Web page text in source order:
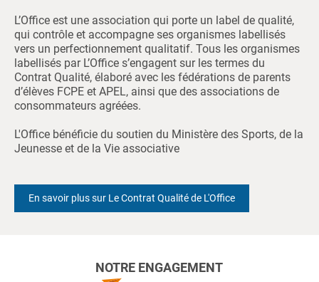
L’Office est une association qui porte un label de qualité,
qui contrôle et accompagne ses organismes labellisés
vers un perfectionnement qualitatif. Tous les organismes
labellisés par L’Office s’engagent sur les termes du
Contrat Qualité, élaboré avec les fédérations de parents
d’élèves FCPE et APEL, ainsi que des associations de
consommateurs agréées.
L'Office bénéficie du soutien du Ministère des Sports, de la
Jeunesse et de la Vie associative
En savoir plus sur Le Contrat Qualité de L'Office
NOTRE ENGAGEMENT